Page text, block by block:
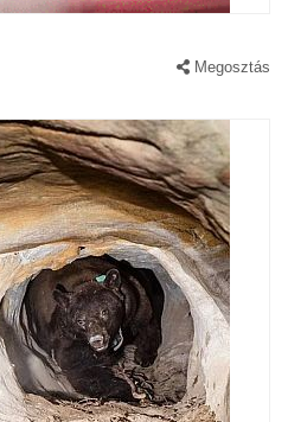
Megosztás